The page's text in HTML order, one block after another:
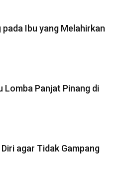
Ibu yang Melahirkan
Lomba Panjat Pinang di
agar Tidak Gampang